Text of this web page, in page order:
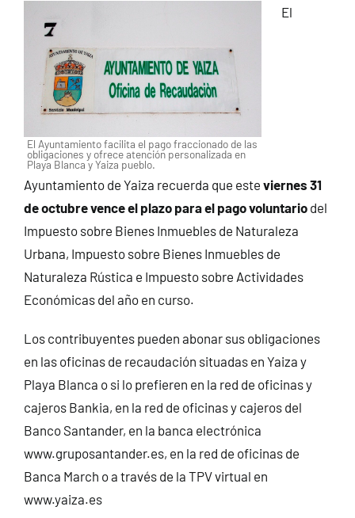
El Ayuntamiento facilita el pago fraccionado de las
obligaciones y ofrece atención personalizada en
Playa Blanca y Yaiza pueblo.
El
Ayuntamiento de Yaiza recuerda que este viernes 31
de octubre vence el plazo para el pago voluntario del
Impuesto sobre Bienes Inmuebles de Naturaleza
Urbana, Impuesto sobre Bienes Inmuebles de
Naturaleza Rústica e Impuesto sobre Actividades
Económicas del año en curso.
Los contribuyentes pueden abonar sus obligaciones
en las oficinas de recaudación situadas en Yaiza y
Playa Blanca o si lo prefieren en la red de oficinas y
cajeros Bankia, en la red de oficinas y cajeros del
Banco Santander, en la banca electrónica
www.gruposantander.es, en la red de oficinas de
Banca March o a través de la TPV virtual en
www.yaiza.es